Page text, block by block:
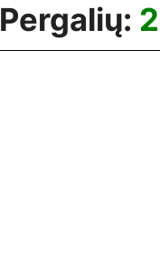
Pergalių: 2